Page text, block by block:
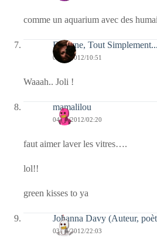
comme un aquarium avec des
Evelyne, Tout Simplement...
04/04/2012/10:51
Waaah.. Joli !
mamalilou
04/04/2012/02:20
faut aimer laver les vitres….
lol!!
green kisses to ya
Johanna Davy (Auteur,
03/04/2012/22:03